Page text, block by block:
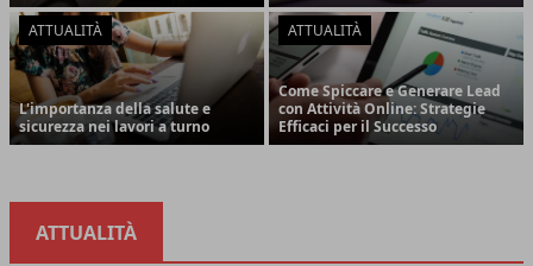
ATTUALITÀ
L'importanza della salute e
sicurezza nei lavori a turno
ATTUALITÀ
Come Spiccare e Generare Lead
con Attività Online: Strategie
Efficaci per il Successo
ATTUALITÀ